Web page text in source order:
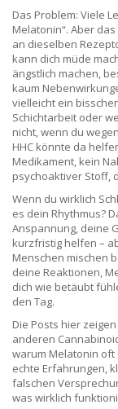
Das Problem: Viele
Melatonin“. Aber
an dieselben
kann dich müde
ängstlich machen,
kaum
vielleicht ein
Schichtarbeit oder
nicht, wenn du
HHC könnte da
Medikament, kein
psychoaktiver Stoff,
Wenn du wirklich
es dein Rhythmus?
Anspannung, deine
kurzfristig helfen –
Menschen mischen
deine Reaktionen,
dich wie betäubt
den Tag.
Die Posts hier zeigen
anderen
warum Melatonin
echte Erfahrungen,
falschen
was wirklich